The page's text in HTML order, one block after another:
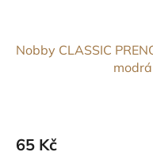
Nobby CLASSIC
65 Kč